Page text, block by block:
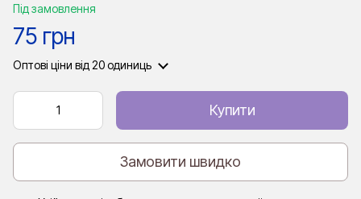
Під замовлення
75 грн
Оптові ціни від 20 одиниць
Купити
Замовити швидко